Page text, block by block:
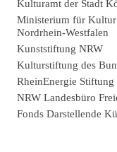
Kulturamt der Stadt
Ministerium für Kultur
Nordrhein-Westfalen
Kunststiftung NRW
Kulturstiftung des
RheinEnergie Stiftung
NRW Landesbüro
Fonds Darstellende